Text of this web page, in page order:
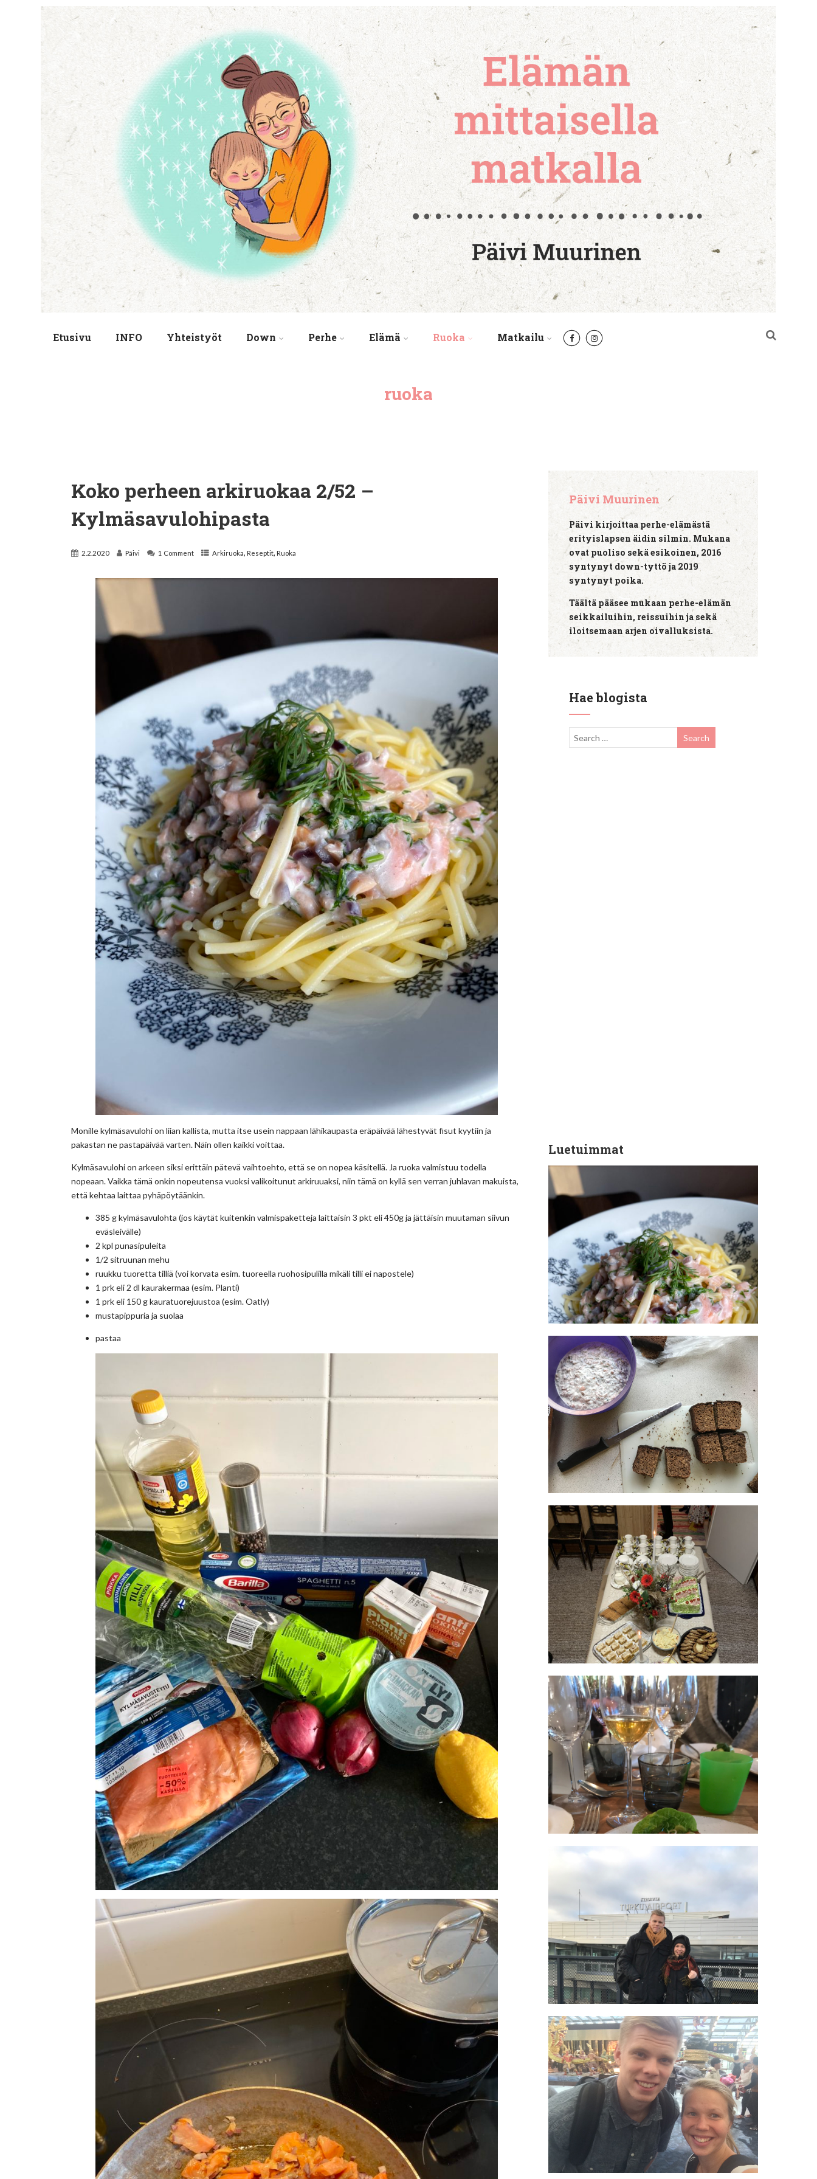
Etusivu INFO Yhteistyöt Down Perhe Elämä Ruoka Matkailu
ruoka
Koko perheen arkiruokaa 2/52 –
Kylmäsavulohipasta
2.2.2020 Päivi 1 Comment Arkiruoka, Reseptit, Ruoka
Monille kylmäsavulohi on liian kallista, mutta itse usein nappaan lähikaupasta eräpäivää lähestyvät fisut kyytiin ja
pakastan ne pastapäivää varten. Näin ollen kaikki voittaa.
Kylmäsavulohi on arkeen siksi erittäin pätevä vaihtoehto, että se on nopea käsitellä. Ja ruoka valmistuu todella
nopeaan. Vaikka tämä onkin nopeutensa vuoksi valikoitunut arkiruuaksi, niin tämä on kyllä sen verran juhlavan makuista,
että kehtaa laittaa pyhäpöytäänkin.
385 g kylmäsavulohta (jos käytät kuitenkin valmispaketteja laittaisin 3 pkt eli 450g ja jättäisin muutaman siivun
eväsleivälle)
2 kpl punasipuleita
1/2 sitruunan mehu
ruukku tuoretta tilliä (voi korvata esim. tuoreella ruohosipulilla mikäli tilli ei napostele)
1 prk eli 2 dl kaurakermaa (esim. Planti)
1 prk eli 150 g kauratuorejuustoa (esim. Oatly)
mustapippuria ja suolaa
pastaa
Päivi Muurinen
Päivi kirjoittaa perhe-elämästä
erityislapsen äidin silmin. Mukana
ovat puoliso sekä esikoinen, 2016
syntynyt down-tyttö ja 2019
syntynyt poika.
Täältä pääsee mukaan perhe-elämän
seikkailuihin, reissuihin ja sekä
iloitsemaan arjen oivalluksista.
Hae blogista
Luetuimmat